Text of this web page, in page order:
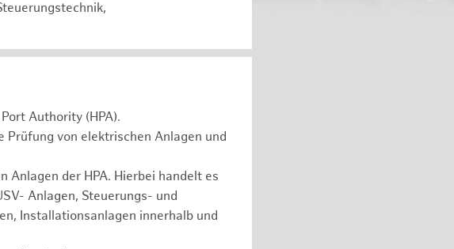
Authority (HPA).
von elektrischen Anlagen und
der HPA. Hierbei handelt es
Anlagen, Steuerungs- und
Installationsanlagen innerhalb und